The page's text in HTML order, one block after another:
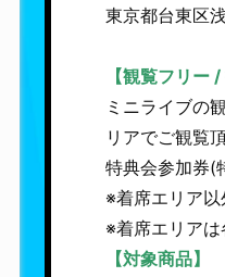
東京都台東区
【観覧フリー
ミニライブの
リアでご観覧
特典会参加券(
※着席エリア
※着席エリア
【対象商品】